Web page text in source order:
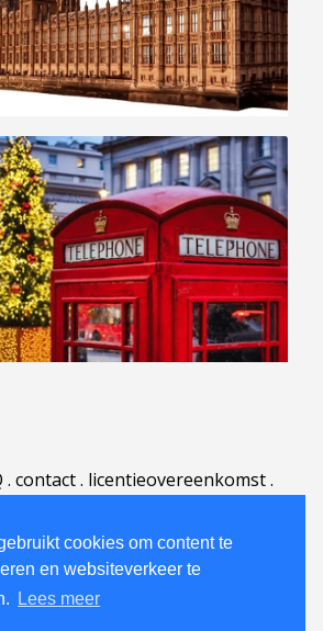
cookies om content te
en websiteverkeer te
Lees meer
. contact. licentieovereenkomst.
Español | Português
Nederlands|
of Rgbstock